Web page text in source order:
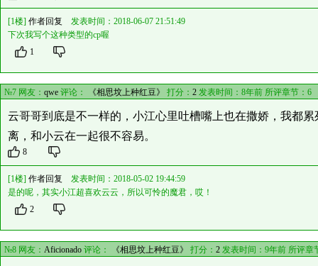
[1楼] 作者回复 发表时间：2018-06-07 21:51:49
下次我写个这种类型的cp喔
1
№7 网友： qwe 评论： 《相思坟上种红豆》 打分： 2 发表时间：8年前 所评章节： 6
云哥哥到底是不一样的，小江心里吐槽嘴上也在撒娇，我都
离，和小云在一起很不容易。
8
[1楼] 作者回复 发表时间：2018-05-02 19:44:59
是的呢，其实小江超喜欢云云，所以可怜的魔君，哎！
2
№8 网友： Aficionado 评论： 《相思坟上种红豆》 打分： 2 发表时间：9年前 所评章